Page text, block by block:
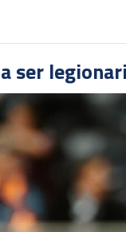
ser